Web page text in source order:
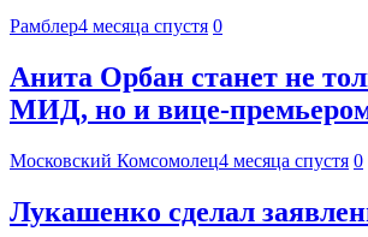
Рамблер4 месяца спустя 0
Анита Орбан станет не
МИД, но и вице-
Московский Комсомолец4 месяца спустя 0
Лукашенко сделал